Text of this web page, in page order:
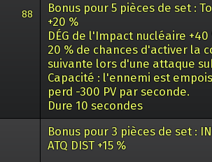
88
Bonus pour 5 pièces de set :
+20 %
DÉG de l'Impact nucléaire +40
20 % de chances d'activer la
suivante lors d'une attaque
Capacité : l'ennemi est
perd -300 PV par seconde.
Dure 10 secondes
Bonus pour 3 pièces de set :
ATQ DIST +15 %